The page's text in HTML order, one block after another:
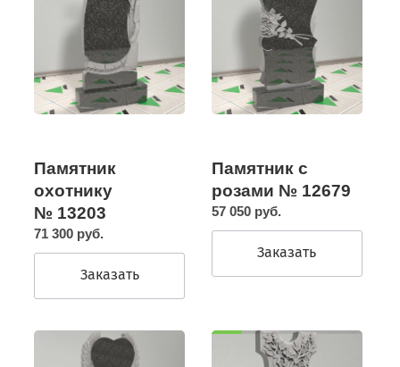
Памятник
охотнику
№ 13203
71 300 руб.
Заказать
Памятник с
розами № 12679
57 050 руб.
Заказать